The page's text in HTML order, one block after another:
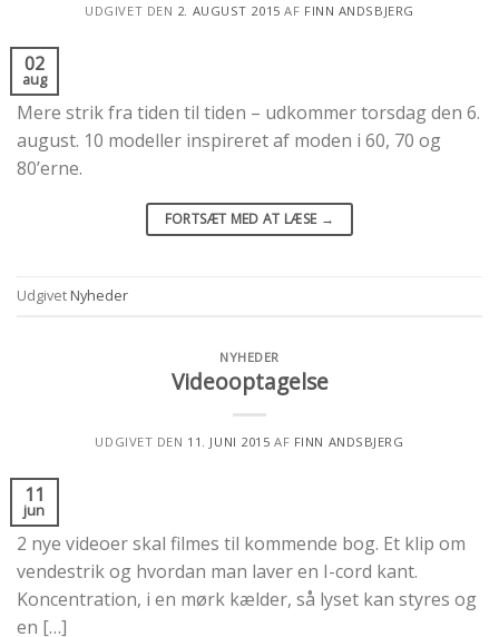
UDGIVET DEN 2. AUGUST 2015 AF FINN ANDSBJERG
02
aug
Mere strik fra tiden til tiden – udkommer torsdag den 6.
august. 10 modeller inspireret af moden i 60, 70 og
80’erne.
FORTSÆT MED AT LÆSE →
Udgivet Nyheder
NYHEDER
Videooptagelse
UDGIVET DEN 11. JUNI 2015 AF FINN ANDSBJERG
11
jun
2 nye videoer skal filmes til kommende bog. Et klip om
vendestrik og hvordan man laver en I-cord kant.
Koncentration, i en mørk kælder, så lyset kan styres og
en […]